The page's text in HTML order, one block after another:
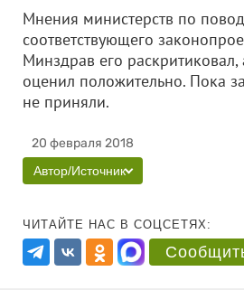
Мнения министерств по
соответствующего
Минздрав его
оценил положительно. Пока
не приняли.
20 февраля 2018
Автор/Источник
ЧИТАЙТЕ НАС В СОЦСЕТЯХ: